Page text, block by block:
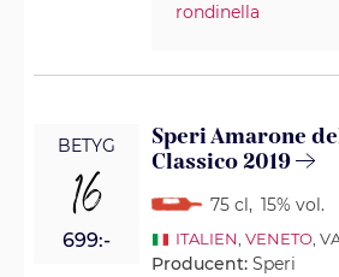
rondinella
BETYG
16
699:-
Speri Amarone
Classico 2019
75 cl, 15% vol.
ITALIEN VENETO,
Producent:Speri